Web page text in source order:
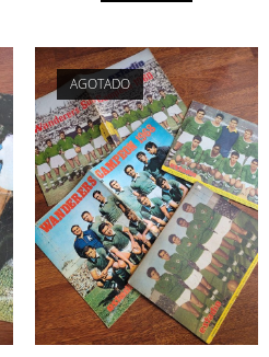
AGOTADO